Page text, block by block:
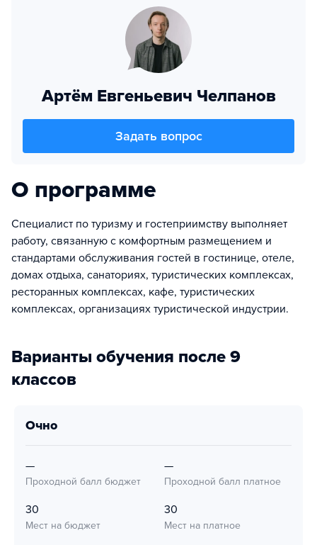
Артём Евгеньевич Челпанов
Задать вопрос
О программе
Специалист по туризму и гостеприимству выполняет
работу, связанную с комфортным размещением и
стандартами обслуживания гостей в гостинице, отеле,
домах отдыха, санаториях, туристических комплексах,
ресторанных комплексах, кафе, туристических
комплексах, организациях туристической индустрии.
Варианты обучения после 9
классов
очно
—
Проходной балл бюджет
—
Проходной балл платное
30
Мест на бюджет
30
Мест на платное